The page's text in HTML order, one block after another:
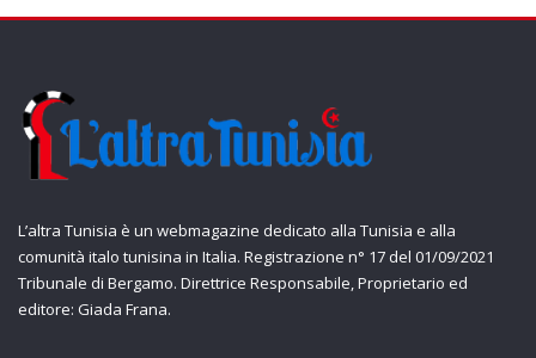
L’altra Tunisia è un webmagazine dedicato alla Tunisia e alla
comunità italo tunisina in Italia. Registrazione n° 17 del 01/09/2021
Tribunale di Bergamo. Direttrice Responsabile, Proprietario ed
editore: Giada Frana.